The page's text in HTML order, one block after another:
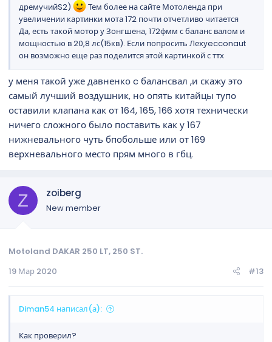
дремучийS2)
Тем более на сайте Мотоленда при
увеличении картинки мота 172 почти отчетливо читается
Да, есть такой мотор у Зонгшена, 172фмм с баланс валом и
мощностью в 20,8 лс(15кв). Если попросить Лехуecconaut
он возможно еще раз поделится этой картинкой с ттх
у меня такой уже давненко c балансвал ,и скажу это
самый лучший воздушник, но опять китайцы тупо
оставили клапана как от 164, 165, 166 хотя технически
ничего сложного было поставить как у 167
нижневального чуть бпобольше или от 169
верхневального место прям много в гбц.
Z zoiberg
New member
Motoland DAKAR 250 LT, 250 ST.
19 Мар 2020
#13
Diman54 написал(а):
Как проверил?